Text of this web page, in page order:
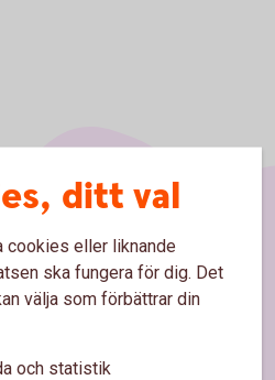
ditt val
cookies eller liknande
ska fungera för dig. Det
välja som förbättrar din
och statistik